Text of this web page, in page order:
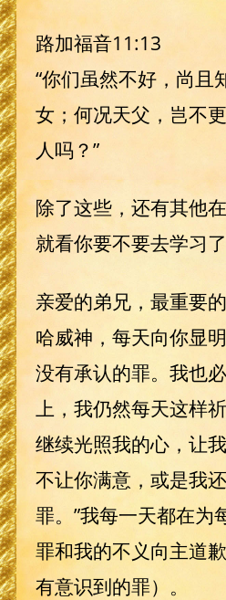
路加福音11:13
“你们虽然不好，尚且
女；何况天父，岂不
人吗？”
除了这些，还有其他
就看你要不要去学习了
亲爱的弟兄，最重要
哈威神，每天向你显
没有承认的罪。我也
上，我仍然每天这样
继续光照我的心，让
不让你满意，或是我
罪。”我每一天都在为
罪和我的不义向主道
有意识到的罪）。